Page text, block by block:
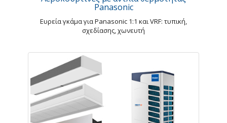
Panasonic
Ευρεία γκάμα για Panasonic 1:1 και VRF: τυπική,
σχεδίασης, χωνευτή